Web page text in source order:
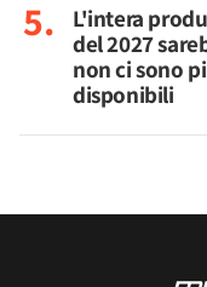
L'intera
del 2027
non ci sono
disponibili